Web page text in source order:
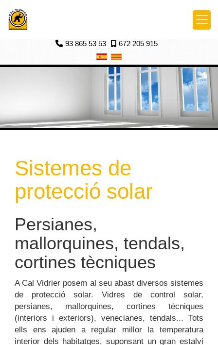
93 865 53 53 672 205 915
Sistemes de
protecció solar
Persianes,
mallorquines, tendals,
cortines tècniques
A Cal Vidrier posem al seu abast diversos sistemes
de protecció solar. Vidres de control solar,
persianes, mallorquines, cortines tècniques
(interiors i exteriors), venecianes, tendals... Tots
ells ens ajuden a regular millor la temperatura
interior dels habitatges, suponsant un gran estalvi